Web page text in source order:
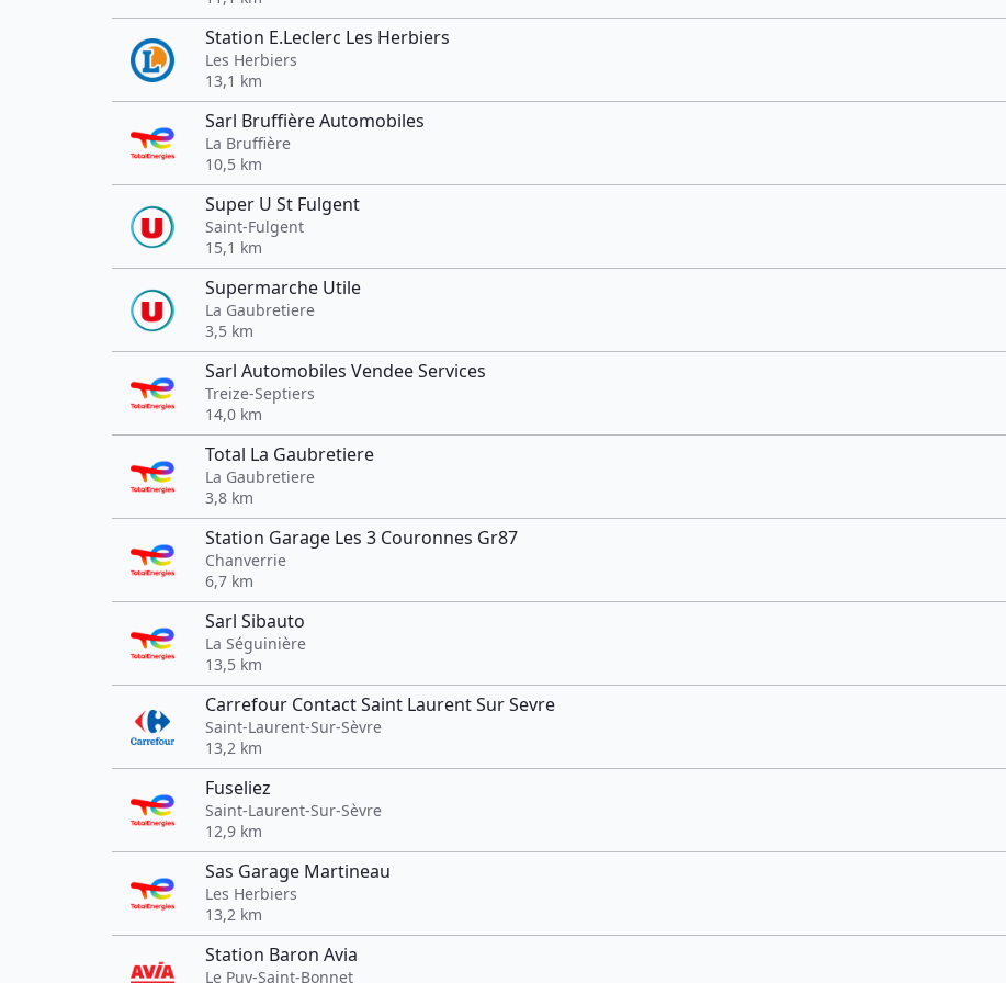
Station E.Leclerc Les Herbiers
Les Herbiers
13,1 km
Sarl Bruffière Automobiles
La Bruffière
10,5 km
Super U St Fulgent
Saint-Fulgent
15,1 km
Supermarche Utile
La Gaubretiere
3,5 km
Sarl Automobiles Vendee Services
Treize-Septiers
14,0 km
Total La Gaubretiere
La Gaubretiere
3,8 km
Station Garage Les 3 Couronnes Gr87
Chanverrie
6,7 km
Sarl Sibauto
La Séguinière
13,5 km
Carrefour Contact Saint Laurent Sur Sevre
Saint-Laurent-Sur-Sèvre
13,2 km
Fuseliez
Saint-Laurent-Sur-Sèvre
12,9 km
Sas Garage Martineau
Les Herbiers
13,2 km
Station Baron Avia
Le Puy-Saint-Bonnet